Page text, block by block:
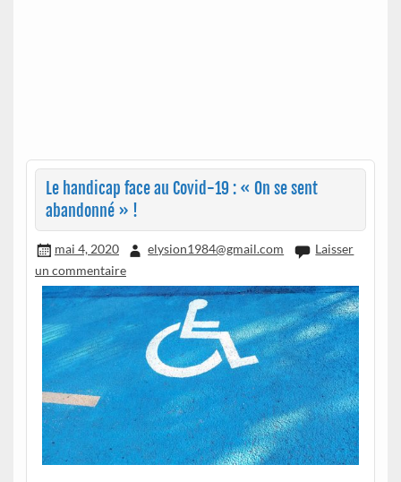
Le handicap face au Covid-19 : « On se sent
abandonné » !
mai 4, 2020 elysion1984@gmail.com
Laisser
un commentaire